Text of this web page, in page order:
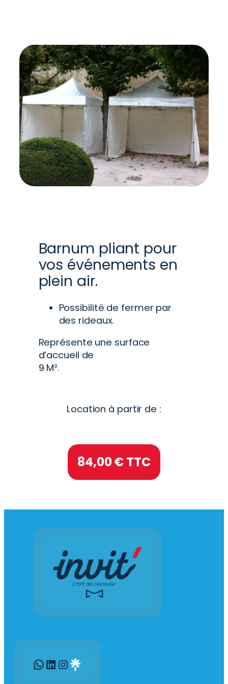
Barnum pliant pour
vos événements en
plein air.
Possibilité de fermer par
des rideaux.
Représente une surface
d’accueil de
9 M².
Location à partir de :
84,00€ TTC
WhatsApp LinkedIn InstagramGravatar